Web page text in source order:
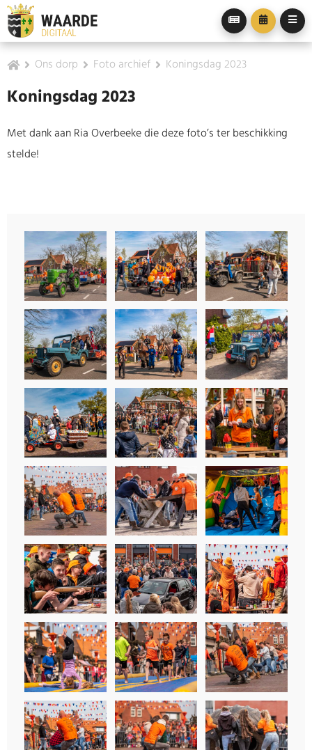
Ons dorp Foto archief Koningsdag 2023
Koningsdag 2023
Met dank aan Ria Overbeeke die deze foto’s ter beschikking
stelde!